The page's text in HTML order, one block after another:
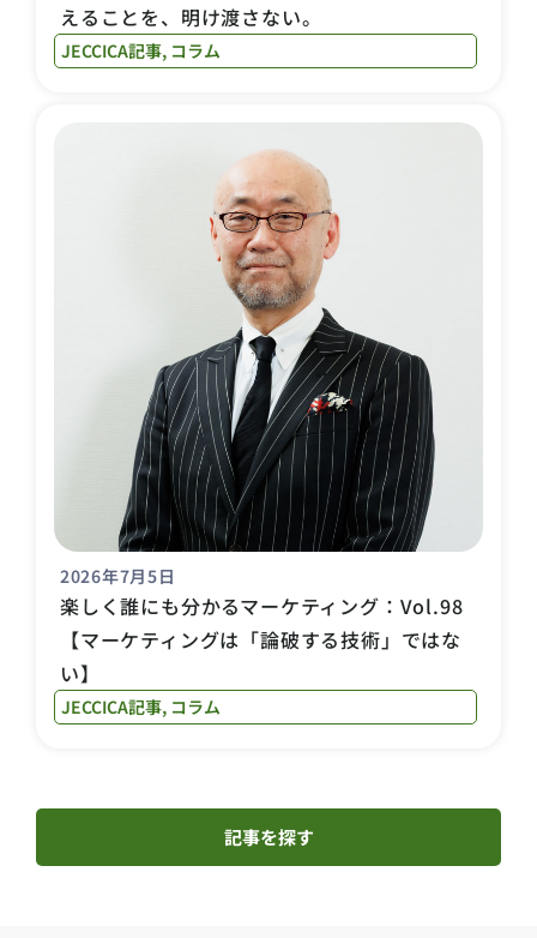
えることを、明け渡さない。
JECCICA記事, コラム
2026年7月5日
楽しく誰にも分かるマーケティング：Vol.98
【マーケティングは「論破する技術」ではな
い】
JECCICA記事, コラム
記事を探す